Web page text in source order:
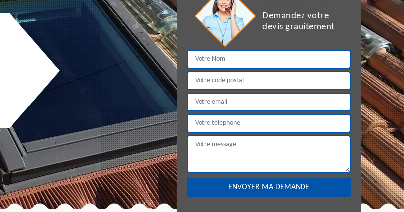
Demandez votre
devis grauitement